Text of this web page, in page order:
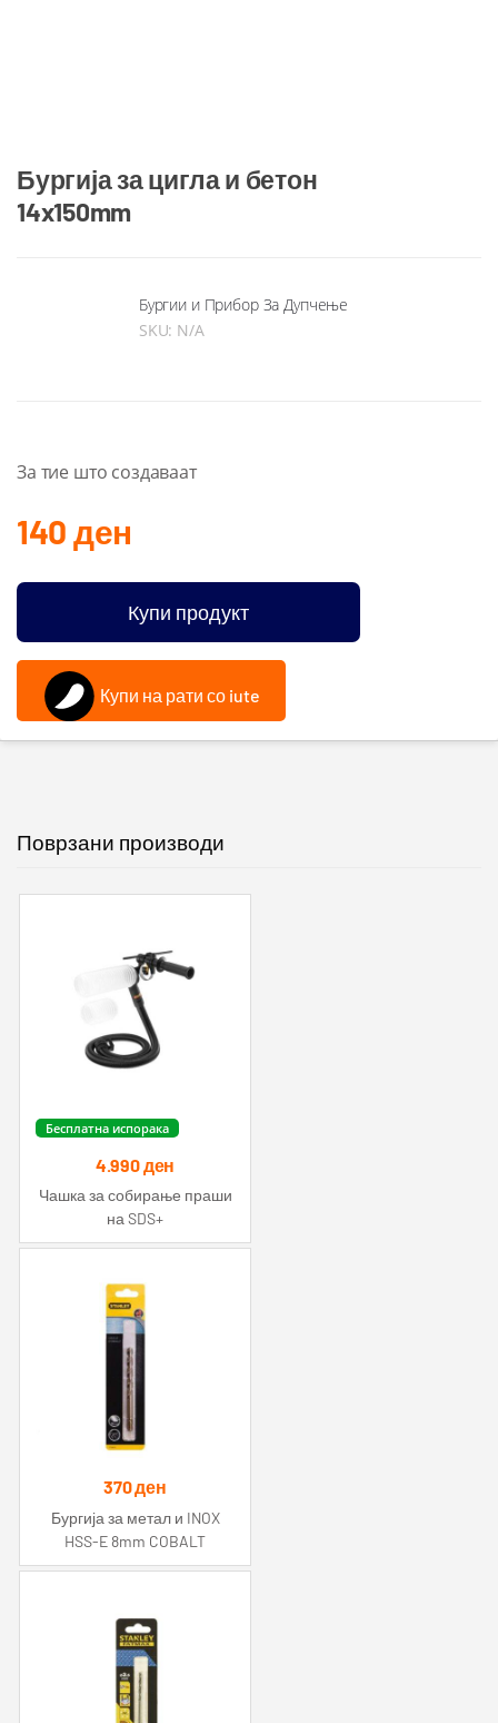
Бургија за цигла и бетон
14x150mm
Бургии и Прибор За Дупчење
SKU: N/A
За тие што создаваат
140ден
Купи продукт
Купи на рати со iute
Поврзани производи
Бесплатна испорака
4.990 ден
Чашка за собирање праши
на SDS+
370ден
Бургија за метал и INOX
HSS-E 8mm COBALT